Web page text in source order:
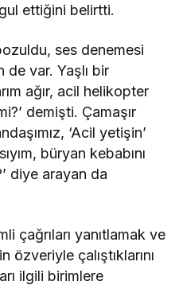
ettiğini belirtti.
ses denemesi
de var. Yaşlı bir
ağır, acil helikopter
demişti. Çamaşır
‘Acil yetişin’
büryan kebabını
diye arayan da
çağrıları yanıtlamak ve
çalıştıklarını
ilgili birimlere